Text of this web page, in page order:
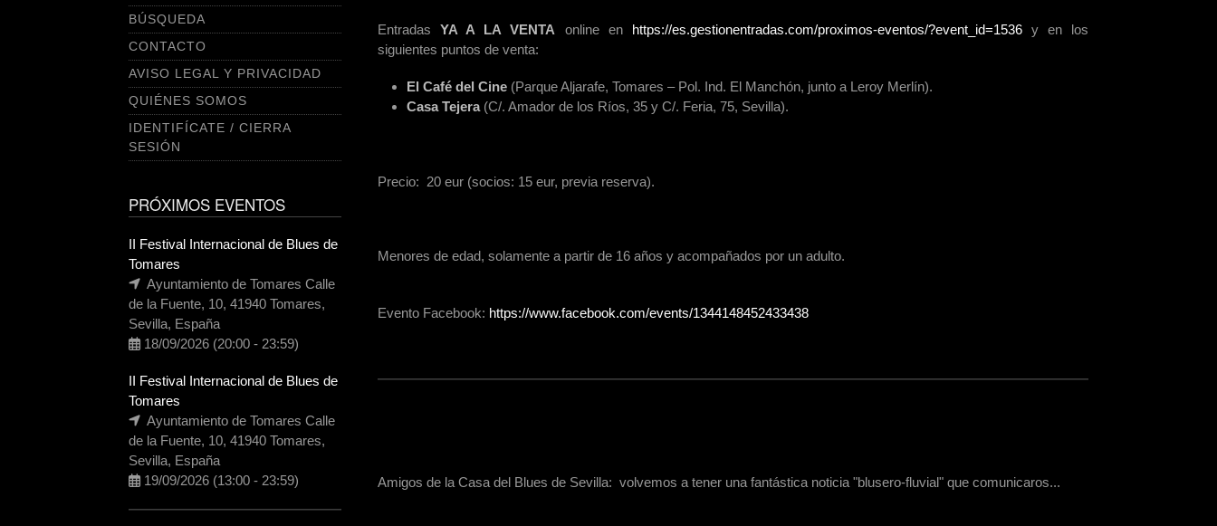
BÚSQUEDA
CONTACTO
AVISO LEGAL Y PRIVACIDAD
QUIÉNES SOMOS
IDENTIFÍCATE / CIERRA
SESIÓN
PRÓXIMOS EVENTOS
II Festival Internacional de Blues de
Tomares
 Ayuntamiento de Tomares Calle
de la Fuente, 10, 41940 Tomares,
Sevilla, España
 18/09/2026 (20:00 - 23:59)
II Festival Internacional de Blues de
Tomares
 Ayuntamiento de Tomares Calle
de la Fuente, 10, 41940 Tomares,
Sevilla, España
 19/09/2026 (13:00 - 23:59)
EntradasYA A LA VENTA online en https://es.gestionentradas.com/proximos-eventos/?event_id=1536y en los
siguientes puntos de venta:
El Café del Cine (Parque Aljarafe, Tomares – Pol. Ind. El Manchón, junto a Leroy Merlín).
Casa Tejera(C/. Amador de los Ríos, 35 y C/. Feria, 75, Sevilla).
Precio: 20 eur (socios: 15 eur, previa reserva).
Menores de edad, solamente a partir de 16 años y acompañados por un adulto.
Evento Facebook: https://www.facebook.com/events/1344148452433438
Amigos de la Casa del Blues de Sevilla: volvemos a tener una fantástica noticia "blusero-fluvial" que comunicaros...